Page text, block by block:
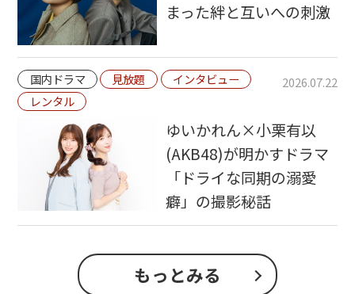
まった絆と互いへの刺激
国内ドラマ 見放題
インタビュー
レンタル
2026.07.22
ゆいかれん×小栗有以
(AKB48)が明かすドラマ
「ドライな同期の溺愛
癖」の撮影秘話
もっとみる